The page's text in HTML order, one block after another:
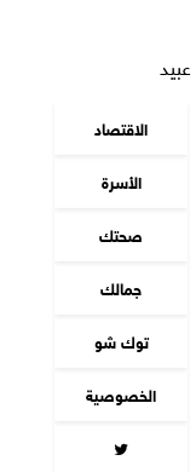
الاقتصاد
الأسرة
صحتك
جمالك
توك شو
الخصوصية
